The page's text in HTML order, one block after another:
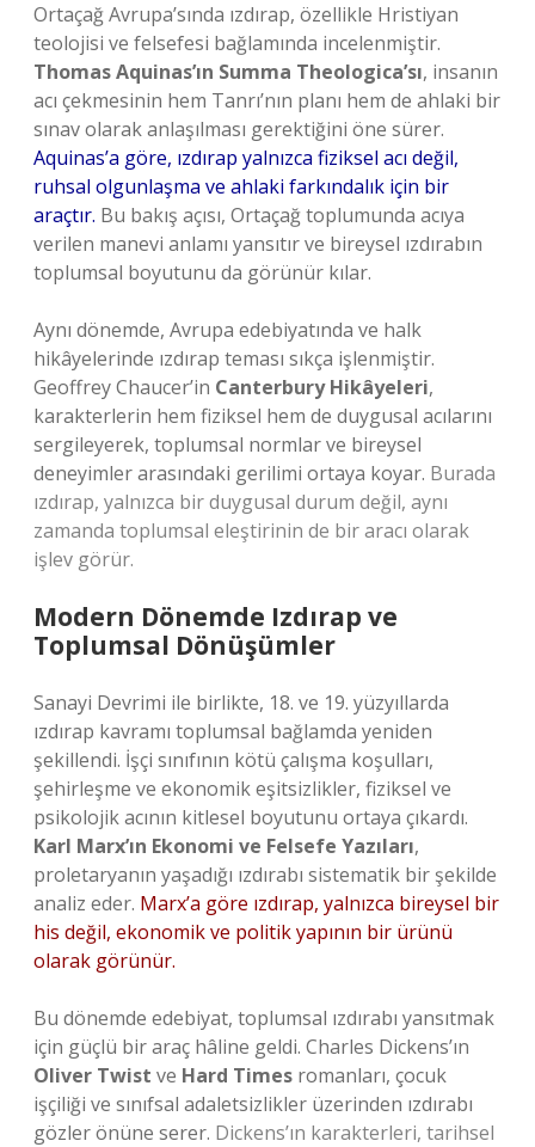
Ortaçağ Avrupa’sında ızdırap, özellikle Hristiyan
teolojisi ve felsefesi bağlamında incelenmiştir.
Thomas Aquinas’ın Summa Theologica’sı, insanın
acı çekmesinin hem Tanrı’nın planı hem de ahlaki bir
sınav olarak anlaşılması gerektiğini öne sürer.
Aquinas’a göre, ızdırap yalnızca fiziksel acı değil,
ruhsal olgunlaşma ve ahlaki farkındalık için bir
araçtır. Bu bakış açısı, Ortaçağ toplumunda acıya
verilen manevi anlamı yansıtır ve bireysel ızdırabın
toplumsal boyutunu da görünür kılar.
Aynı dönemde, Avrupa edebiyatında ve halk
hikâyelerinde ızdırap teması sıkça işlenmiştir.
Geoffrey Chaucer’in Canterbury Hikâyeleri,
karakterlerin hem fiziksel hem de duygusal acılarını
sergileyerek, toplumsal normlar ve bireysel
deneyimler arasındaki gerilimi ortaya koyar. Burada
ızdırap, yalnızca bir duygusal durum değil, aynı
zamanda toplumsal eleştirinin de bir aracı olarak
işlev görür.
Modern Dönemde Izdırap ve
Toplumsal Dönüşümler
Sanayi Devrimi ile birlikte, 18. ve 19. yüzyıllarda
ızdırap kavramı toplumsal bağlamda yeniden
şekillendi. İşçi sınıfının kötü çalışma koşulları,
şehirleşme ve ekonomik eşitsizlikler, fiziksel ve
psikolojik acının kitlesel boyutunu ortaya çıkardı.
Karl Marx’ın Ekonomi ve Felsefe Yazıları,
proletaryanın yaşadığı ızdırabı sistematik bir şekilde
analiz eder. Marx’a göre ızdırap, yalnızca bireysel bir
his değil, ekonomik ve politik yapının bir ürünü
olarak görünür.
Bu dönemde edebiyat, toplumsal ızdırabı yansıtmak
için güçlü bir araç hâline geldi. Charles Dickens’ın
Oliver Twist ve Hard Times romanları, çocuk
işçiliği ve sınıfsal adaletsizlikler üzerinden ızdırabı
gözler önüne serer. Dickens’ın karakterleri, tarihsel